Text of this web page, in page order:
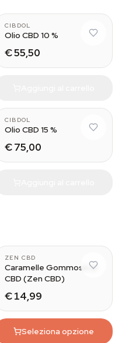
CIBDOL
Olio CBD 10 %
€ 55,50
CIBDOL
Olio CBD 15 %
€ 75,00
ZEN CBD
Caramelle Gommose al
CBD (Zen CBD)
€ 14,99
Seleziona opzione